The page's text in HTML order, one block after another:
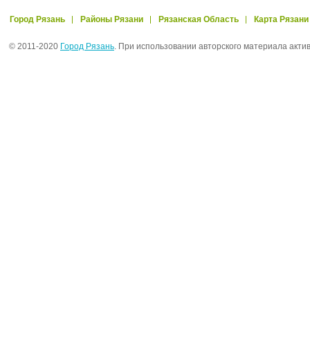
Город Рязань Районы Рязани Рязанская Область Карта Рязани
© 2011-2020 Город Рязань. При использовании авторского материала